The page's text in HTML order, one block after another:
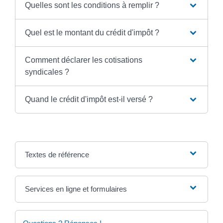
Quelles sont les conditions à remplir ?
Quel est le montant du crédit d'impôt ?
Comment déclarer les cotisations
syndicales ?
Quand le crédit d'impôt est-il versé ?
Textes de référence
Services en ligne et formulaires